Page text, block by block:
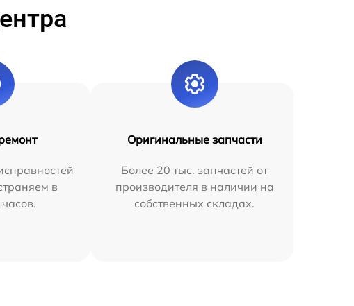
в
Оригинальные запчасти
Более 20 тыс. запчастей от
производителя в наличии на
собственных складах.